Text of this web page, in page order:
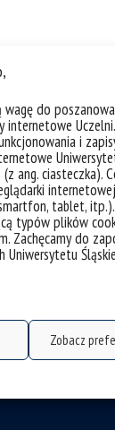
do
internetowe
i
ang. ciasteczka).
internetowej
tablet,
typów plików
Zachęcamy do
Uniwersytetu
Zobacz
oraz